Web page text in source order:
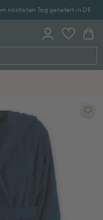
nächsten Tag geliefert in DE